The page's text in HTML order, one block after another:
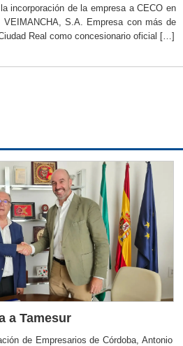
incorporación de la empresa a CECO en
VEIMANCHA, S.A. Empresa con más de
Real como concesionario oficial […]
a Tamesur
de Empresarios de Córdoba, Antonio